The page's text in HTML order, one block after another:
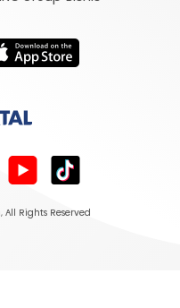
, All Rights Reserved